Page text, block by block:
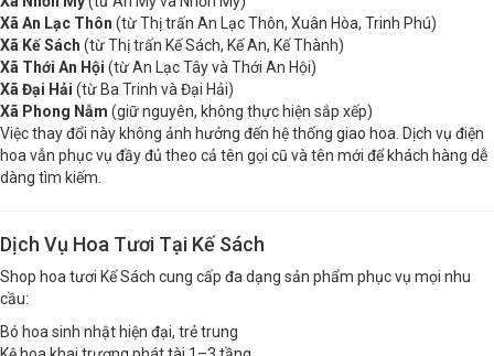
Xã Nhơn Mỹ(từ An Mỹ và Nhơn Mỹ)
Xã An Lạc Thôn(từ Thị trấn An Lạc Thôn, Xuân Hòa, Trinh Phú)
Xã Kế Sách (từ Thị trấn Kế Sách, Kế An, Kế Thành)
Xã Thới An Hội(từ An Lạc Tây và Thới An Hội)
Xã Đại Hải
(từ Ba Trinh và Đại Hải)
Xã Phong Nẫm (giữ nguyên, không thực hiện sắp xếp)
Việc thay đổi này không ảnh hưởng đến hệ thống giao hoa. Dịch vụ điện
hoa vẫn phục vụ đầy đủ theo cả tên gọi cũ và tên mới để khách hàng dễ
dàng tìm kiếm.
Dịch Vụ Hoa Tươi Tại Kế Sách
Shop hoa tươi Kế Sách cung cấp đa dạng sản phẩm phục vụ mọi nhu
Bó hoa sinh nhật hiện đại, trẻ trung